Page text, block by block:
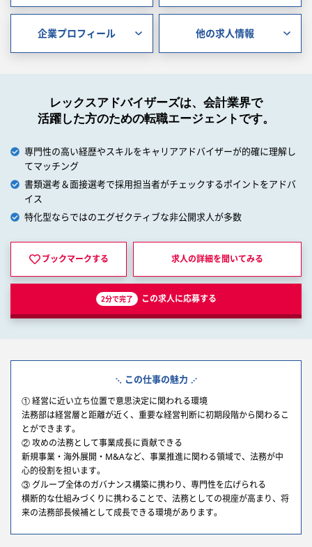
企業プロフィール 他の求人情報
レックスアドバイザーズは、会計業界で
活躍した方のための転職エージェントです。
専門性の高い経歴やスキルをキャリアアドバイザーが的確に理解し
てマッチング
書類選考＆面接選考で採用担当者がチェックするポイントをアドバ
イス
特化型ならではのエグゼクティブな非公開求人が多数
ブックマークする 求人の詳細を聞いてみる
2分で完了 この求人に応募する
この仕事の魅力
① 経営に近い立ち位置で意思決定に関われる環境
法務部は経営層と距離が近く、重要な経営判断に初期段階から関わるこ
とができます。
② 攻めの法務として事業成長に貢献できる
新規事業・海外展開・M&Aなど、事業推進に関わる領域で、法務が中
心的役割を担います。
③ グループ全体のガバナンス構築に携わり、専門性を広げられる
横断的な仕組みづくりに携わることで、法務としての視座が高まり、将
来の法務部長候補として成長できる環境があります。